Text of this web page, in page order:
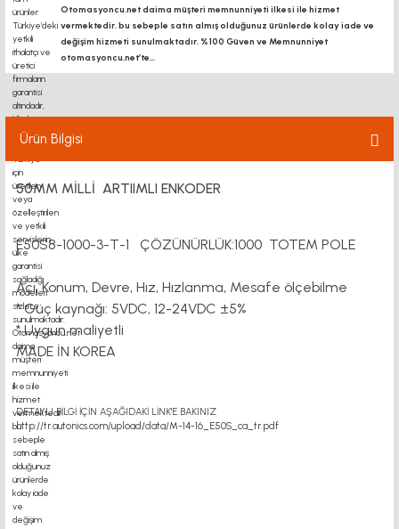
Otomasyoncu.net daima müşteri memnunniyeti ilkesi ile hizmet
vermektedir. bu sebeple satın almış olduğunuz ürünlerde kolay iade ve
değişim hizmeti sunulmaktadır. %100 Güven ve Memnunniyet
otomasyoncu.net’te...
Ürün Bilgisi
50MM MİLLİ ARTIIMLI ENKODER
E50S8-1000-3-T-1 ÇÖZÜNÜRLÜK:1000 TOTEM POLE
Açı, Konum, Devre, Hız, Hızlanma, Mesafe ölçebilme
* Güç kaynağı: 5VDC, 12-24VDC ±5%
* Uygun maliyetli
MADE İN KOREA
DETAYLI BİLGİ İÇİN AŞAĞIDAKİ LİNK'E BAKINIZ
http://tr.autonics.com/upload/data/M-14-16_E50S_ca_tr.pdf